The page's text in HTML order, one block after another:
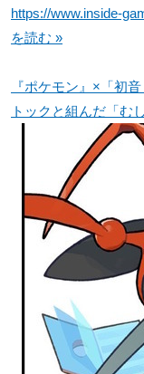
https://www.inside-
を読む »
『ポケモン』×「初
トックと組んだ「む